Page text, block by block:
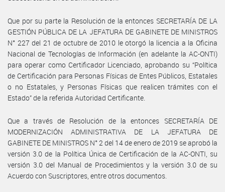
Que por su parte la Resolución de la entonces SECRETARÍA DE LA
GESTIÓN PÚBLICA DE LA JEFATURA DE GABINETE DE MINISTROS
N° 227 del 21 de octubre de 2010 le otorgó la licencia a la Oficina
Nacional de Tecnologías de Información (en adelante la AC-ONTI)
para operar como Certificador Licenciado, aprobando su “Política
de Certificación para Personas Físicas de Entes Públicos, Estatales
o no Estatales, y Personas Físicas que realicen trámites con el
Estado” de la referida Autoridad Certificante.
Que a través de Resolución de la entonces SECRETARÍA DE
MODERNIZACIÓN ADMINISTRATIVA DE LA JEFATURA DE
GABINETE DE MINISTROS N° 2 del 14 de enero de 2019 se aprobó la
versión 3.0 de la Política Única de Certificación de la AC-ONTI, su
versión 3.0 del Manual de Procedimientos y la versión 3.0 de su
Acuerdo con Suscriptores, entre otros documentos.